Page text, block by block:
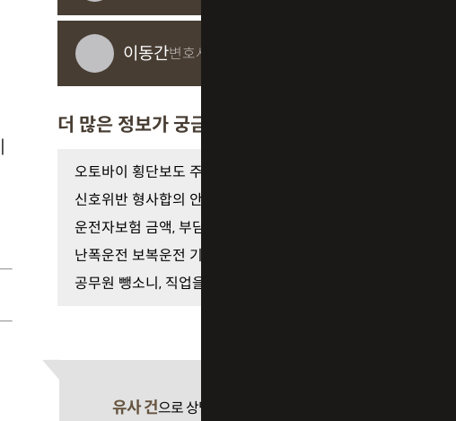
이동간변호사
더 많은 정보가 궁금하다면
신호위반 형사합의 안 하면
난폭운전 보복운전 기준
유사 건으로 상담 필요 시